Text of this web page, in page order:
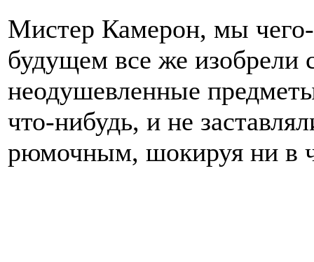
Мистер Камерон, мы
будущем все же изобрели
неодушевленные
что-нибудь, и не
рюмочным, шокируя ни в